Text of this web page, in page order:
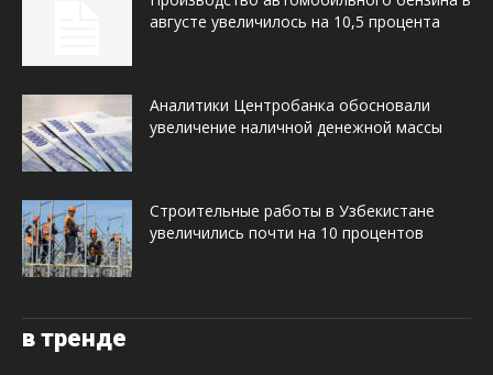
августе увеличилось на 10,5 процента
Аналитики Центробанка обосновали
увеличение наличной денежной массы
Строительные работы в Узбекистане
увеличились почти на 10 процентов
в тренде